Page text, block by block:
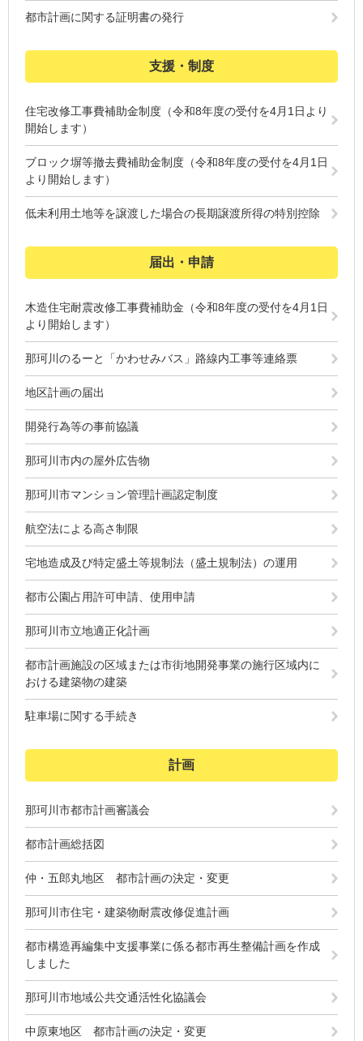
都市計画に関する証明書の発行
支援・制度
住宅改修工事費補助金制度（令和8年度の受付を4月1日より
開始します）
ブロック塀等撤去費補助金制度（令和8年度の受付を4月1日
より開始します）
低未利用土地等を譲渡した場合の長期譲渡所得の特別控除
届出・申請
木造住宅耐震改修工事費補助金（令和8年度の受付を4月1日
より開始します）
那珂川のるーと「かわせみバス」路線内工事等連絡票
地区計画の届出
開発行為等の事前協議
那珂川市内の屋外広告物
那珂川市マンション管理計画認定制度
航空法による高さ制限
宅地造成及び特定盛土等規制法（盛土規制法）の運用
都市公園占用許可申請、使用申請
那珂川市立地適正化計画
都市計画施設の区域または市街地開発事業の施行区域内に
おける建築物の建築
駐車場に関する手続き
計画
那珂川市都市計画審議会
都市計画総括図
仲・五郎丸地区 都市計画の決定・変更
那珂川市住宅・建築物耐震改修促進計画
都市構造再編集中支援事業に係る都市再生整備計画を作成
しました
那珂川市地域公共交通活性化協議会
中原東地区 都市計画の決定・変更